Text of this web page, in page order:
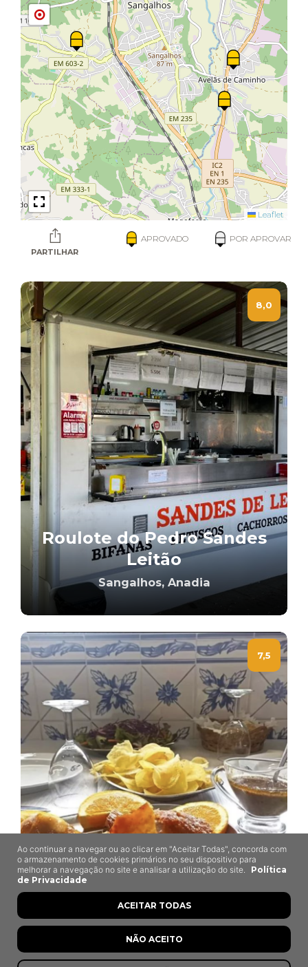
Leaflet
PARTILHAR
APROVADO POR APROVAR
8,0
Roulote do Pedro Sandes
Leitão
Sangalhos, Anadia
7,5
Casa Queirós
Avelãs de Caminho, Anadia
Ao continuar a navegar ou ao clicar em "Aceitar Todas", concorda com
o armazenamento de cookies primários no seu dispositivo para
melhorar a navegação no site e analisar a utilização do site.
Política
de Privacidade
NÃO ACEITO
ACEITAR TODAS